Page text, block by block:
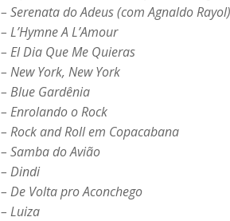
– Serenata do Adeus (com Agnaldo Rayol)
– L’Hymne A L’Amour
– El Dia Que Me Quieras
– New York, New York
– Blue Gardênia
– Enrolando o Rock
– Rock and Roll em Copacabana
– Samba do Avião
– Dindi
– De Volta pro Aconchego
– Luiza